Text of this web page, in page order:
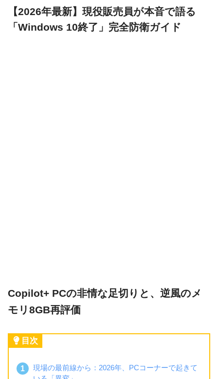
【2026年最新】現役販売員が本音で語る
「Windows 10終了」完全防衛ガイド
Copilot+ PCの非情な足切りと、逆風のメ
モリ8GB再評価
目次
現場の最前線から：2026年、PCコーナーで起きて